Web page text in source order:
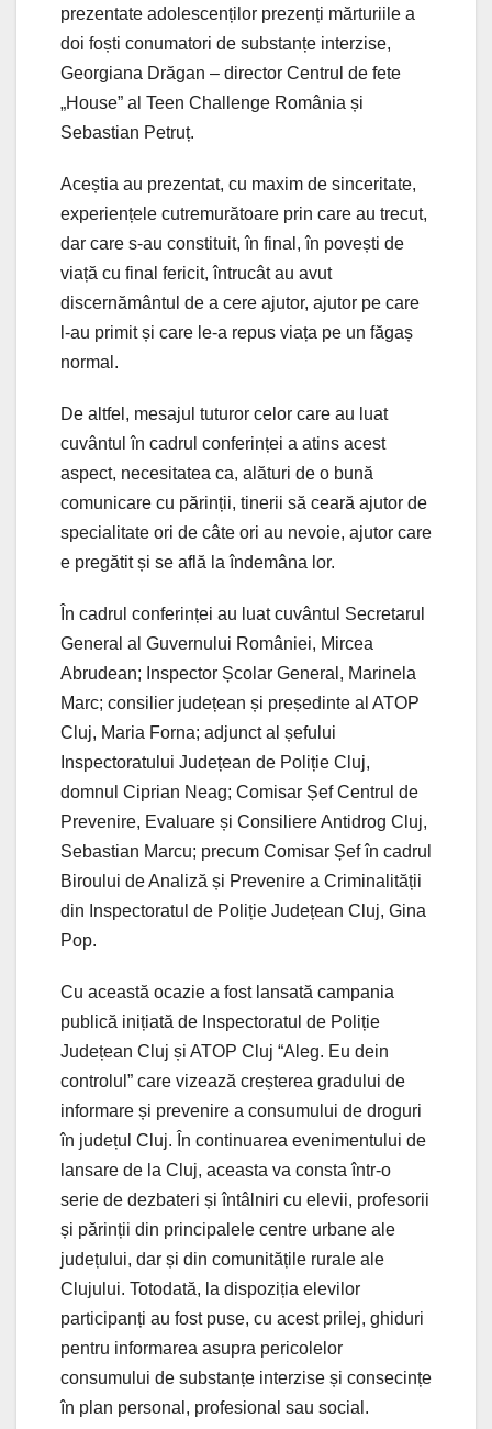
prezentate adolescenților prezenți mărturiile a
doi foști conumatori de substanțe interzise,
Georgiana Drăgan – director Centrul de fete
„House” al Teen Challenge România și
Sebastian Petruț.
Aceștia au prezentat, cu maxim de sinceritate,
experiențele cutremurătoare prin care au trecut,
dar care s-au constituit, în final, în povești de
viață cu final fericit, întrucât au avut
discernământul de a cere ajutor, ajutor pe care
l-au primit și care le-a repus viața pe un făgaș
normal.
De altfel, mesajul tuturor celor care au luat
cuvântul în cadrul conferinței a atins acest
aspect, necesitatea ca, alături de o bună
comunicare cu părinții, tinerii să ceară ajutor de
specialitate ori de câte ori au nevoie, ajutor care
e pregătit și se află la îndemâna lor.
În cadrul conferinței au luat cuvântul Secretarul
General al Guvernului României, Mircea
Abrudean; Inspector Școlar General, Marinela
Marc; consilier județean și președinte al ATOP
Cluj, Maria Forna; adjunct al șefului
Inspectoratului Județean de Poliție Cluj,
domnul Ciprian Neag; Comisar Șef Centrul de
Prevenire, Evaluare și Consiliere Antidrog Cluj,
Sebastian Marcu; precum Comisar Șef în cadrul
Biroului de Analiză și Prevenire a Criminalității
din Inspectoratul de Poliție Județean Cluj, Gina
Pop.
Cu această ocazie a fost lansată campania
publică inițiată de Inspectoratul de Poliție
Județean Cluj și ATOP Cluj “Aleg. Eu dein
controlul” care vizează creșterea gradului de
informare și prevenire a consumului de droguri
în județul Cluj. În continuarea evenimentului de
lansare de la Cluj, aceasta va consta într-o
serie de dezbateri și întâlniri cu elevii, profesorii
și părinții din principalele centre urbane ale
județului, dar și din comunitățile rurale ale
Clujului. Totodată, la dispoziția elevilor
participanți au fost puse, cu acest prilej, ghiduri
pentru informarea asupra pericolelor
consumului de substanțe interzise și consecințe
în plan personal, profesional sau social.